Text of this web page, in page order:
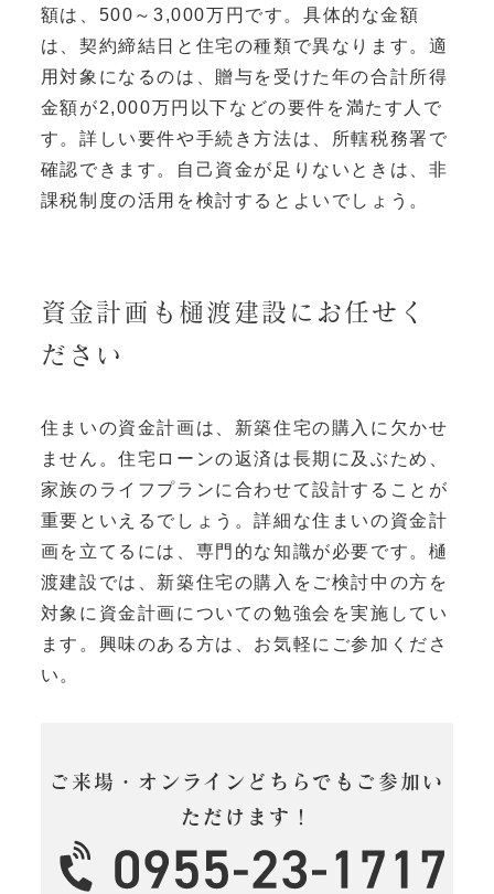
額は、500～3,000万円です。具体的な金額
は、契約締結日と住宅の種類で異なります。適
用対象になるのは、贈与を受けた年の合計所得
金額が2,000万円以下などの要件を満たす人で
す。詳しい要件や手続き方法は、所轄税務署で
確認できます。自己資金が足りないときは、非
課税制度の活用を検討するとよいでしょう。
資金計画も樋渡建設にお任せく
ださい
住まいの資金計画は、新築住宅の購入に欠かせ
ません。住宅ローンの返済は長期に及ぶため、
家族のライフプランに合わせて設計することが
重要といえるでしょう。詳細な住まいの資金計
画を立てるには、専門的な知識が必要です。樋
渡建設では、新築住宅の購入をご検討中の方を
対象に資金計画についての勉強会を実施してい
ます。興味のある方は、お気軽にご参加くださ
い。
ご来場・オンラインどちらでもご参加い
ただけます！